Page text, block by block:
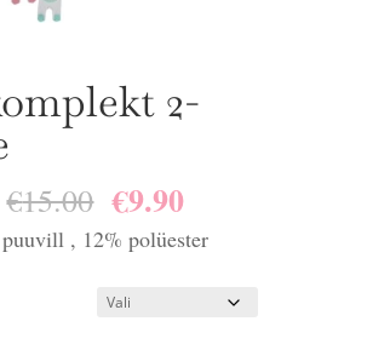
2-
€15.00 Algne
hind
€15.00.
€9.90Praegune
hind
€9.90.
, 12% polüester